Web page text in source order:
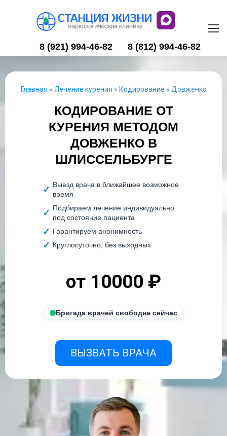
8 (921) 994-46-82 8 (812) 994-46-82
Главная » Лечение курения » Кодирование » Довженко
КОДИРОВАНИЕ ОТ
КУРЕНИЯ МЕТОДОМ
ДОВЖЕНКО В
ШЛИССЕЛЬБУРГЕ
Выезд врача в ближайшее возможное
время
Подбираем лечение индивидуально
под состояние пациента
Гарантируем анонимность
Круглосуточно, без выходных
от 10000 ₽
Бригада врачей свободна сейчас
ВЫЗВАТЬ ВРАЧА